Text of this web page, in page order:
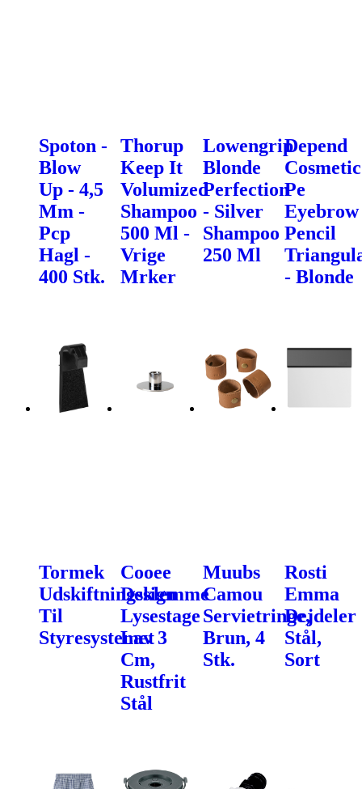
Spoton -
Blow
Up - 4,5
Mm -
Pcp
Hagl -
400 Stk.
Thorup
Keep It
Volumized
Shampoo
500 Ml -
Vrige
Mrker
Lowengrip
Blonde
Perfection
- Silver
Shampoo
250 Ml
Depend
Cosmetic
Pe
Eyebrow
Pencil
- Blonde
Tormek
Udskiftningsklemme
Til
Styresystemet
Cooee
Design
Lysestage
Lav 3
Cm,
Rustfrit
Stål
Muubs
Camou
Servietringe,
Brun, 4
Stk.
Rosti
Emma
Dejdeler
Stål,
Sort